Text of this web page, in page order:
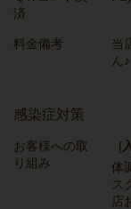
済
料金備考
当
ん♪
感染症対策
お客様への取
り組み
[
体
ス
店